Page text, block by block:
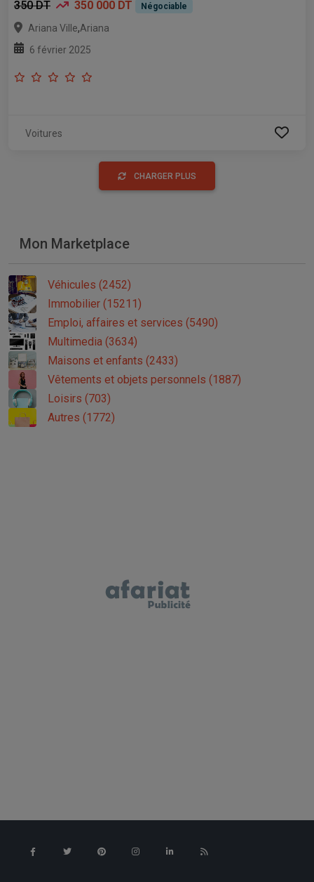
350 DT
350 000 DT Négociable
Ariana Ville,Ariana
6 février 2025
Voitures
CHARGER PLUS
Mon Marketplace
Véhicules (2452)
Immobilier (15211)
Emploi, affaires et services (5490)
Multimedia (3634)
Maisons et enfants (2433)
Vêtements et objets personnels (1887)
Loisirs (703)
Autres (1772)